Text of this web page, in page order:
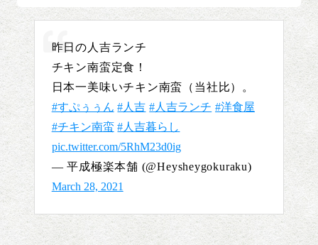
昨日の人吉ランチ
チキン南蛮定食！
日本一美味いチキン南蛮（当社比）。
#すぷぅぅん #人吉 #人吉ランチ #洋食屋
#チキン南蛮 #人吉暮らし
pic.twitter.com/5RhM23d0ig
— 平成極楽本舗 (@Heysheygokuraku)
March 28, 2021